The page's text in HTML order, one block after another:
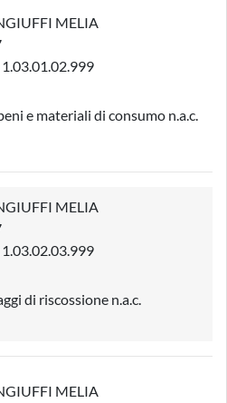
MELIA
1.03.01.02.999
e materiali di consumo n.a.c.
MELIA
1.03.02.03.999
di riscossione n.a.c.
MELIA